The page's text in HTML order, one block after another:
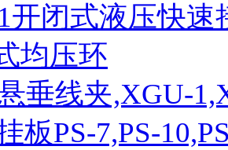
开闭式液压快
均压环
垂线夹,XGU-
板PS-7,PS-